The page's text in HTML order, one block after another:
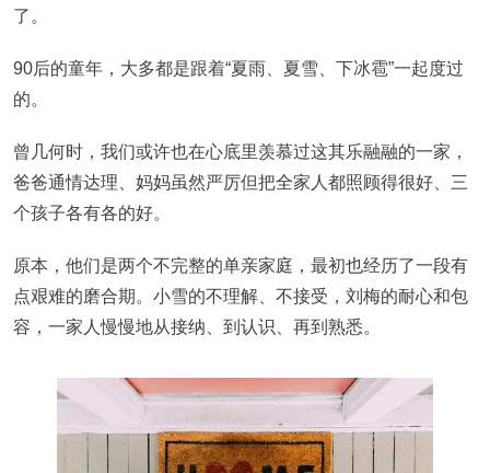
了。
90后的童年，大多都是跟着“夏雨、夏雪、下冰雹”一起度过
的。
曾几何时，我们或许也在心底里羡慕过这其乐融融的一家，
爸爸通情达理、妈妈虽然严厉但把全家人都照顾得很好、三
个孩子各有各的好。
原本，他们是两个不完整的单亲家庭，最初也经历了一段有
点艰难的磨合期。小雪的不理解、不接受，刘梅的耐心和包
容，一家人慢慢地从接纳、到认识、再到熟悉。